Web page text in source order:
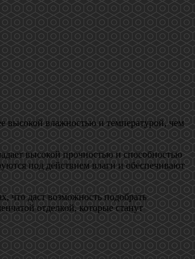
высокой влажностью и температурой, чем
высокой прочностью и способностью
под действием влаги и обеспечивают
что даст возможность подобрать
отделкой, которые станут